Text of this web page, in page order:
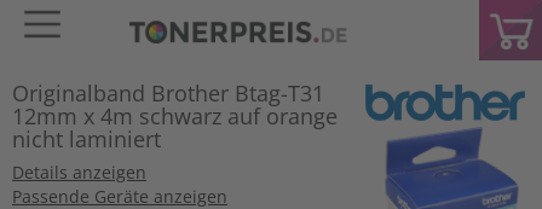
Originalband Brother Btag-T31
12mm x 4m schwarz auf orange
nicht laminiert
Details anzeigen
Passende Geräte anzeigen